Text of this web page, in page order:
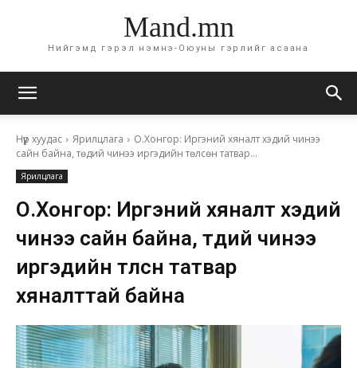
Mand.mn
Нийгэмд гэрэл нэмнэ-Оюуны гэрлийг асаана
Нүүр хуудас Ярилцлага
О.Хонгор: Иргэний хяналт хэдий чинээ
сайн байна, төдий чинээ иргэдийн төлсөн татвар...
Ярилцлага
О.Хонгор: Иргэний хяналт хэдий
чинээ сайн байна, төдий чинээ
иргэдийн төлсөн татвар
хяналттай байна